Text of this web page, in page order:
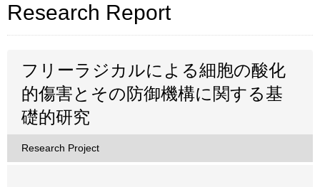
Research Report
フリーラジカルによる細胞の酸化
的傷害とその防御機構に関する基
礎的研究
Research Project